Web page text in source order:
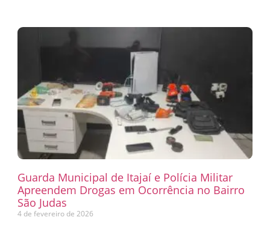
Guarda Municipal de Itajaí e Polícia Militar
Apreendem Drogas em Ocorrência no Bairro
São Judas
4 de fevereiro de 2026